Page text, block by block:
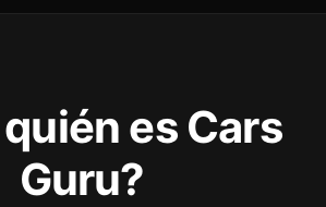
es Cars
Guru?